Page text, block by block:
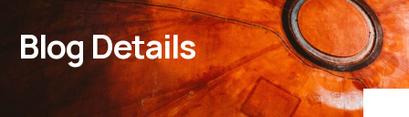
Blog Details